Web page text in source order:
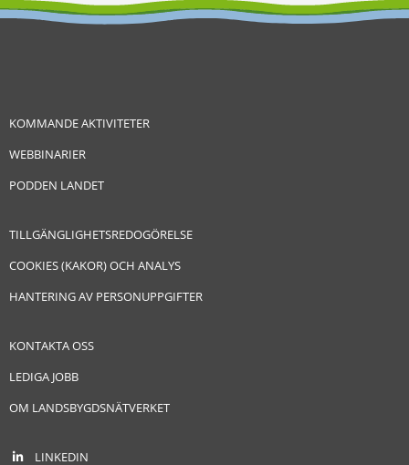
KOMMANDE AKTIVITETER
WEBBINARIER
PODDEN LANDET
TILLGÄNGLIGHETSREDOGÖRELSE
COOKIES (KAKOR) OCH ANALYS
HANTERING AV PERSONUPPGIFTER
KONTAKTA OSS
LEDIGA JOBB
OM LANDSBYGDSNÄTVERKET
LINKEDIN